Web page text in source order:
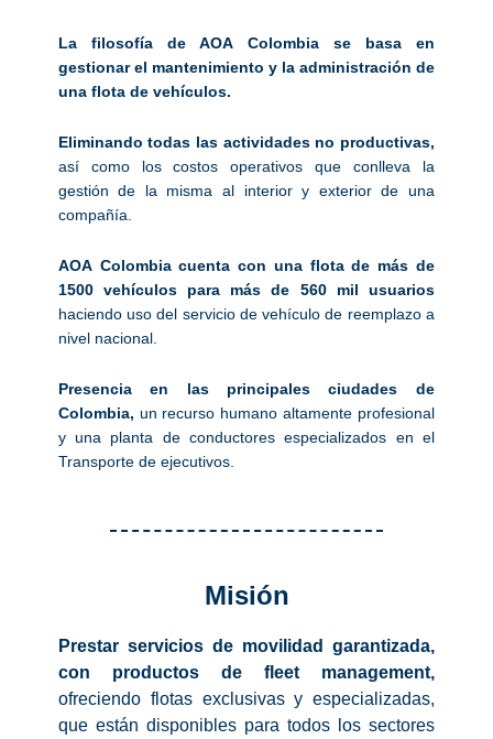
La filosofía de AOA Colombia se basa en
gestionar el mantenimiento y la administración de
una flota de vehículos.
Eliminando todas las actividades no productivas,
así como los costos operativos que conlleva la
gestión de la misma al interior y exterior de una
compañía.
AOA Colombia cuenta con una flota de más de
1500 vehículos para más de 560 mil usuarios
haciendo uso del servicio de vehículo de reemplazo a
nivel nacional.
Presencia en las principales ciudades de
Colombia, un recurso humano altamente profesional
y una planta de conductores especializados en el
Transporte de ejecutivos.
Misión
Prestar servicios de movilidad garantizada,
con productos de fleet management,
ofreciendo flotas exclusivas y especializadas,
que están disponibles para todos los sectores